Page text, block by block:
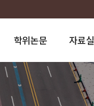
학위논문 자료실